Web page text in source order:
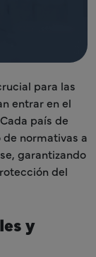
para las
entrar en el
país de
normativas a
garantizando
del
y